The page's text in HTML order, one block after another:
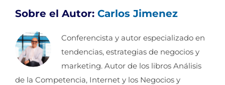
Sobre el Autor: Carlos Jimenez
Conferencista y autor especializado en
tendencias, estrategias de negocios y
marketing. Autor de los libros Análisis
de la Competencia, Internet y los Negocios y